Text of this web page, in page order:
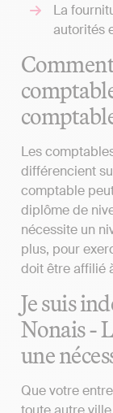
La
autorités
Les
différencient
comptable
diplôme de
nécessite un
plus, pour
doit être affilié
Je suis
Nonais -
une
Que votre